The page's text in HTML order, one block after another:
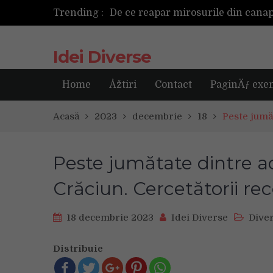
Trending :
Cum ar fi dacă ceasul tău s-ar
Idei Diverse
Home Åžtiri Contact PaginÄƒ
Acasă 2023 decembrie 18 Peste
Peste jumătate dintre
Crăciun. Cercetătorii
18 decembrie 2023 Idei Diverse
Distribuie